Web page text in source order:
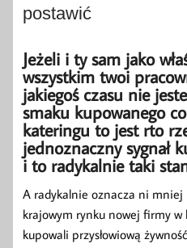
postawić
Jeżeli i ty sam jako
wszystkim twoi
jakiegoś czasu nie
smaku kupowanego
kateringu to jest rto
jednoznaczny sygnał
i to radykalnie taki
A radykalnie oznacza ni
krajowym rynku nowej firmy w
kupowali przysłowiową